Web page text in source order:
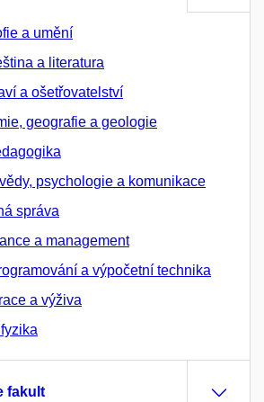
a umění
a literatura
a ošetřovatelství
geografie a geologie
psychologie a komunikace
správa
a management
a výpočetní technika
a výživa
fakult